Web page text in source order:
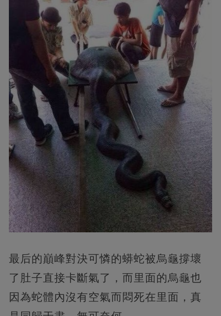
最后的巔峰對決可憐的蟒蛇被烏龜撐壞
了肚子直接卡斷氣了，而里面的烏龜也
因為蛇體內沒有空氣而悶死在里面，真